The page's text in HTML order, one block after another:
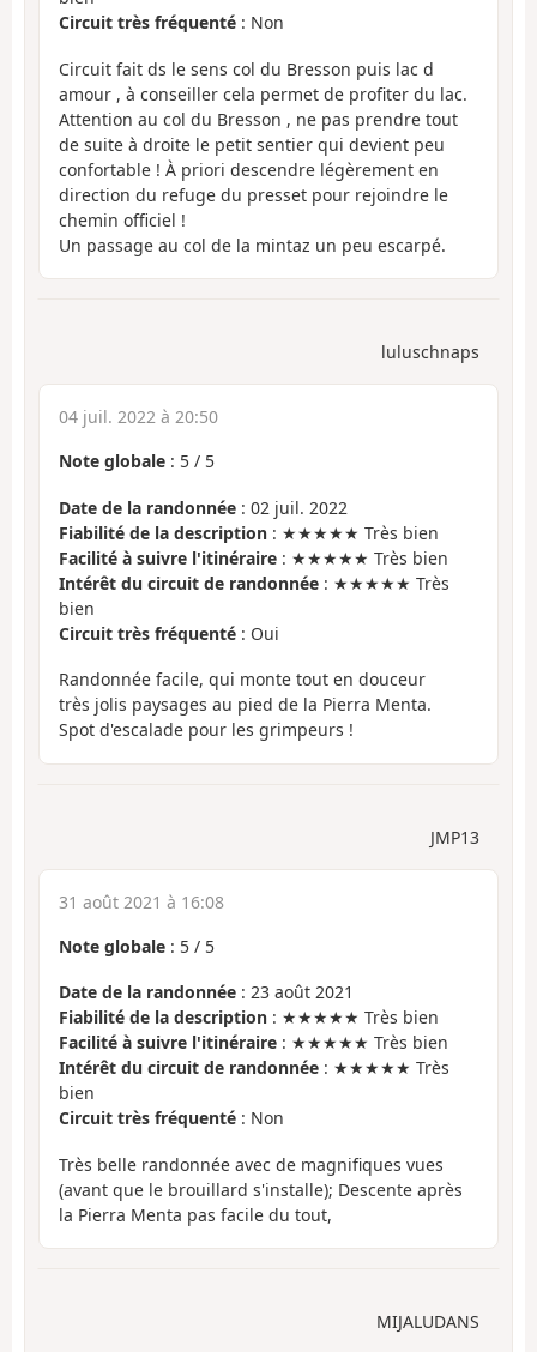
Circuit très fréquenté : Non
Circuit fait ds le sens col du Bresson puis lac d
amour , à conseiller cela permet de profiter du lac.
Attention au col du Bresson , ne pas prendre tout
de suite à droite le petit sentier qui devient peu
confortable ! À priori descendre légèrement en
direction du refuge du presset pour rejoindre le
chemin officiel !
Un passage au col de la mintaz un peu escarpé.
luluschnaps
04 juil. 2022 à 20:50
Note globale : 5 / 5
Date de la randonnée : 02 juil. 2022
Fiabilité de la description : ★★★★★ Très bien
Facilité à suivre l'itinéraire : ★★★★★ Très bien
Intérêt du circuit de randonnée : ★★★★★ Très
bien
Circuit très fréquenté : Oui
Randonnée facile, qui monte tout en douceur
très jolis paysages au pied de la Pierra Menta.
Spot d'escalade pour les grimpeurs !
JMP13
31 août 2021 à 16:08
Note globale : 5 / 5
Date de la randonnée : 23 août 2021
Fiabilité de la description : ★★★★★ Très bien
Facilité à suivre l'itinéraire : ★★★★★ Très bien
Intérêt du circuit de randonnée : ★★★★★ Très
bien
Circuit très fréquenté : Non
Très belle randonnée avec de magnifiques vues
(avant que le brouillard s'installe); Descente après
la Pierra Menta pas facile du tout,
MIJALUDANS